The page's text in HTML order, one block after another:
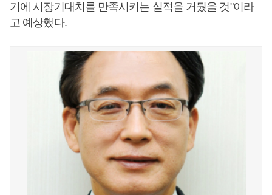
기에 시장기대치를 만족시키는 실적을 거뒀을 것"이라
고 예상했다.